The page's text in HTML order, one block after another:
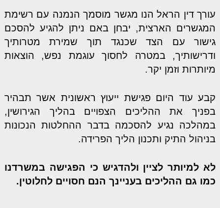
עורך דין הראל הנו מגשר מוסמך הנמנה עם רשימת
המגשרים הארצית, יבחן באם ניתן להגיע להסכם
גישור עם הצד שכנגד תוך שמירת מטרותיך
ודרישותיך, במטרה לחסוך עוגמת נפש, הוצאות
מיותרות וזמן יקר.
קבע עוד היום פגישת ייעוץ ראשונית אשר תבהיר
בפניך את ההליכים הצפויים בהליך הגירושין,
במהלכה נגיע להסכמה בדבר ההחלטות הנכונות
בניהול התיק ותכנון הליך הפרידה.
לא למיותר לציין ולהדגיש כי הפגישה במשרדנו
כמו גם ההליכים בעניינך הנם חסויים לחלוטין.